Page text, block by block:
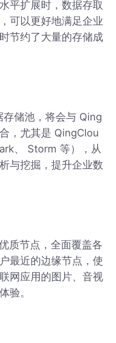
平扩展时，数据存取
可以更好地满足企业
节约了大量的存储成
储池，将会与 Qing
，尤其是 QingClou
、 Storm 等），从
与挖掘，提升企业数
质节点，全面覆盖各
最近的边缘节点，使
网应用的图片、音视
验。